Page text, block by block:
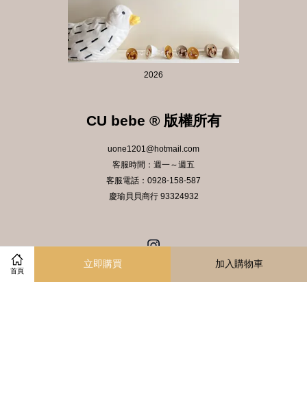
首頁
立即購買 加入購物車
2026
CU bebe ® 版權所有
uone1201@hotmail.com
客服時間：週一～週五
客服電話：0928-158-587
慶瑜貝貝商行 93324932